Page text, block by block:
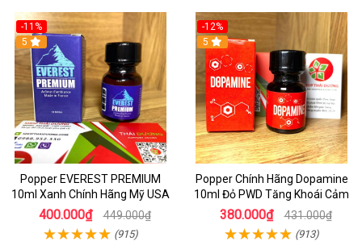
-11%
5
Popper EVEREST PREMIUM
10ml Xanh Chính Hãng Mỹ USA
400.000₫ 449.000₫
(915)
-12%
5
Popper Chính Hãng Dopamine
10ml Đỏ PWD Tăng Khoái Cảm
380.000₫ 431.000₫
(913)